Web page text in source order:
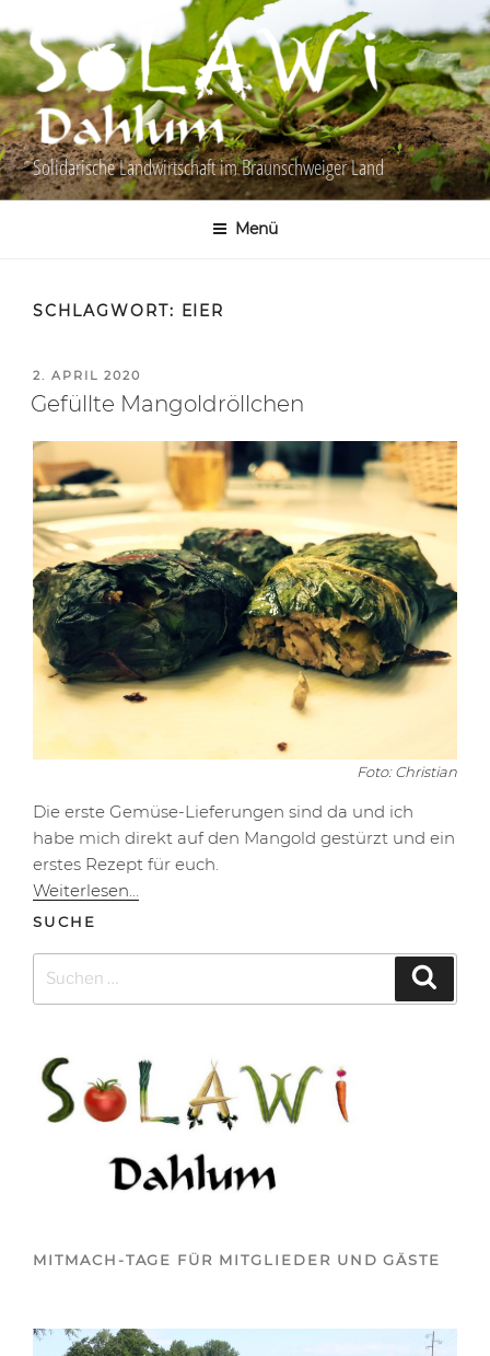
Inhalt
springen
Solidarische Landwirtschaft im Braunschweiger Land
Menü
SCHLAGWORT: EIER
VERÖFFENTLICHT
AM
2. APRIL 2020
Gefüllte Mangoldröllchen
Foto: Christian
Die erste Gemüse-Lieferungen sind da und ich
habe mich direkt auf den Mangold gestürzt und ein
erstes Rezept für euch.
Weiterlesen…
SUCHE
nach:
MITMACH-TAGE FÜR MITGLIEDER UND GÄSTE